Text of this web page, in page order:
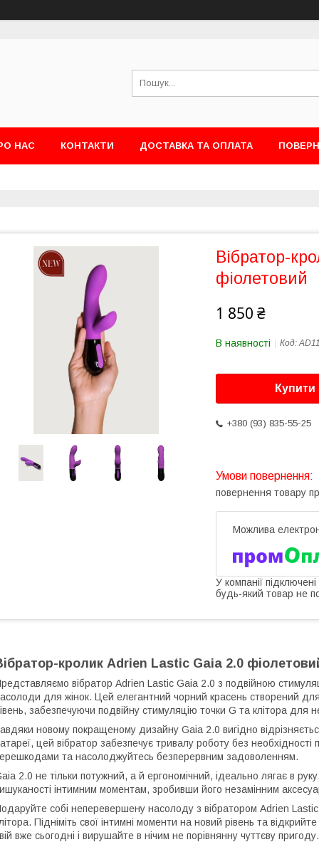
НАС КОНТАКТИ ДОСТАВКА ТА ОПЛАТА
Вібратор-
фіолетовий
1 850 ₴
В наявності Код:
Купити
+380 (93) 835-55-25
повернення товару
У компанії
будь-який товар не
кролик Adrien Lastic Gaia 2.0
вібратор Adrien Lastic Gaia 2.0 з подвійною
для жінок. Цей елегантний чорний красень створений
забезпечуючи подвійну стимуляцію точки G та клітора для
новому покращеному дизайну Gaia 2.0 вигідно
цей вібратор забезпечує тривалу роботу без
та насолоджуйтесь безперервним задоволенням.
2.0 не тільки потужний, а й ергономічний, ідеально лягає в
інтимним моментам, зробивши його незамінним
собі неперевершену насолоду з вібратором Adrien
Підніміть свої інтимні моменти на новий рівень та
вже сьогодні і вирушайте в нічим не порівнянну чуттєву пригоду.